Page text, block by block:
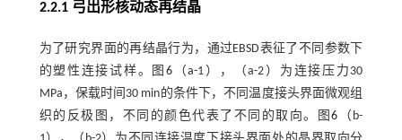
2.2.1 弓出形核动态再结晶
为了研究界面的再结晶行为，通过EBSD表征了不同参数下
的塑性连接试样。图6 （a-1），（a-2）为连接压力30
MPa，保载时间30 min的条件下，不同温度接头界面微观组
织的反极图，不同的颜色代表了不同的取向。图6 （b-